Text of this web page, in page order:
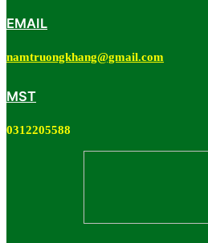
EMAIL
namtruongkhang@gmail.com
MST
0312205588